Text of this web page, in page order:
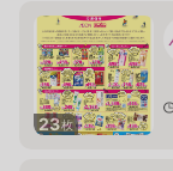
23枚